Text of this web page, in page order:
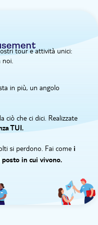
che l'esperienza si
di scattare alcune
palazzi storici dell'era
tour e attività unici:
in più, un angolo
ciò che ci dici. Realizzate
TUI.
si perdono. Fai come i
in cui vivono.